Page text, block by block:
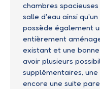
chambres
salle d'eau ainsi
possède également
entièrement
existant et une
avoir plusieurs
supplémentaires,
encore une suite